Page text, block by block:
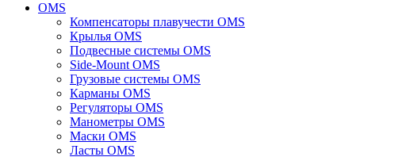
OMS
Компенсаторы плавучести OMS
Крылья OMS
Подвесные системы OMS
Side-Mount OMS
Грузовые системы OMS
Карманы OMS
Регуляторы OMS
Манометры OMS
Маски OMS
Ласты OMS